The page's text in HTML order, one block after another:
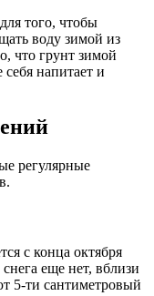
того, чтобы
воду зимой из
что грунт зимой
напитает и
регулярные
с конца октября
еще нет, вблизи
5-ти сантиметровый